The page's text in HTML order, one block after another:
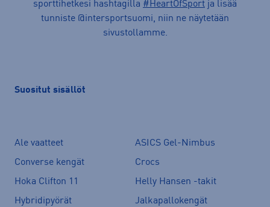
sporttihetkesi hashtagilla #HeartOfSport ja lisää
tunniste @intersportsuomi, niin ne näytetään
sivustollamme.
Suositut sisällöt
Ale vaatteet
ASICS Gel-Nimbus
Converse kengät
Crocs
Hoka Clifton 11
Helly Hansen -takit
Hybridipyörät
Jalkapallokengät